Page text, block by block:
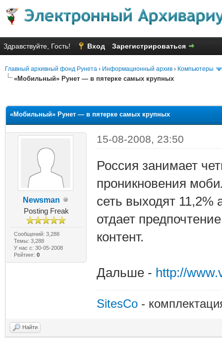
Здравствуйте, Гость! Вход Зарегистрироваться
Главный архивный фонд Рунета › Информационный архив › Компьютеры
«Мобильный» Рунет — в пятерке самых крупных
«Мобильный» Рунет — в пятерке самых крупных
Newsman
Posting Freak
Сообщений: 3,288
Темы: 3,288
У нас с: 30-05-2008
Рейтинг: 0
15-08-2008, 23:50
Россия занимает
проникновения
сеть выходят 11,2%
отдает
контент.
Дальше - http://
SitesCo-
Найти